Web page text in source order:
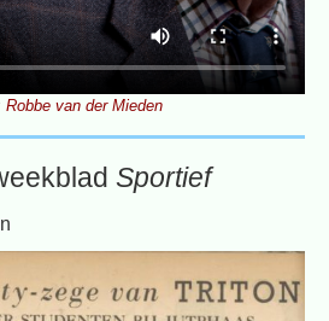
Robbe van der Mieden
Sportief